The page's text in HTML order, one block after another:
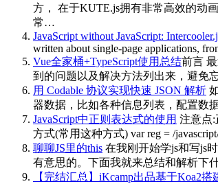
方， 在于KUTE.js拥有非常高效的动
常…
JavaScript without JavaScript:
written about single-page applications,
Vue全家桶+TypeScript使用总结前言
到的问题以及解决方法列出来，避免
用 Codable 协议实现快速 JSON 解析
器数据，比如各种信息列表，配置数
JavaScript中正则表达式的使用 注意点:
方式(常用这种方式) var reg = /
聊聊JS里的this 在我刚开始学js和写js
有意思的。下面我就来总结和解析下
【完结汇总】iKcamp出品基于Koa2